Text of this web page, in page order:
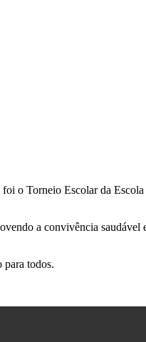
o Torneio Escolar da
a convivência
para todos.